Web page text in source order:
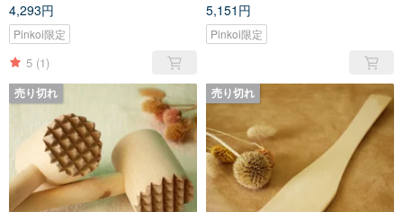
4,293円
Pinkoi限定
5 (1)
5,151円
Pinkoi限定
売り切れ 売り切れ